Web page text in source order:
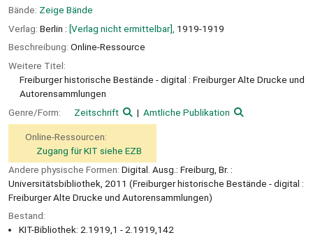
Bände: Zeige Bände
Verlag: Berlin : [Verlag nicht ermittelbar], 1919-1919
Beschreibung: Online-Ressource
Weitere Titel:
Freiburger historische Bestände - digital : Freiburger Alte Drucke und
Autorensammlungen
Genre/Form:
Zeitschrift Amtliche Publikation
Online-Ressourcen:
Zugang für KIT siehe EZB
Andere physische Formen: Digital. Ausg.: Freiburg, Br. :
Universitätsbibliothek, 2011 (Freiburger historische Bestände - digital :
Freiburger Alte Drucke und Autorensammlungen)
Bestand:
KIT-Bibliothek: 2.1919,1 - 2.1919,142